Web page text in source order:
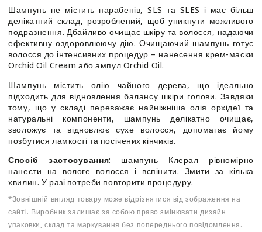
очищуючий
безсульфатний
-
Kleral
System
Orchid
Keratin
Purifying
Shampoo
очищуючий
безсульфатний
Kleral
System
Orchid
Keratin
Purifying
Shampoo
Шампунь не містить парабенів, SLS та SLES і має більш
делікатний склад, розроблений, щоб уникнути можливого
подразнення. Дбайливо очищає шкіру та волосся, надаючи
ефективну оздоровлюючу дію. Очищаючий шампунь готує
волосся до інтенсивних процедур – нанесення крем-маски
Orchid Oil Cream або ампул Orchid Oil.
Шампунь містить олію чайного дерева, що ідеально
підходить для відновлення балансу шкіри голови. Завдяки
тому, що у складі переважає найніжніша олія орхідеї та
натуральні компоненти, шампунь делікатно очищає,
зволожує та відновлює сухе волосся, допомагає йому
позбутися ламкості та посічених кінчиків.
Спосіб застосування: шампунь Клерал рівномірно
нанести на вологе волосся і вспінити. Змити за кілька
хвилин. У разі потреби повторити процедуру.
*Зовнішній вигляд товару може відрізнятися від зображення на
сайті. Виробник залишає за собою право змінювати дизайн
упаковки, склад та маркування без попереднього повідомлення.